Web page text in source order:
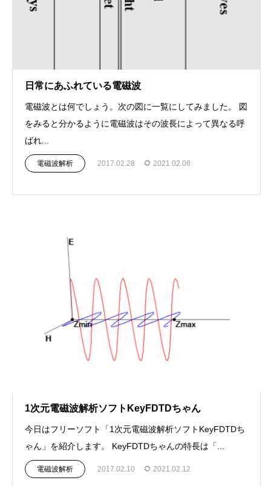
日常にあふれている電磁波
電磁波とは何でしょう。次の図に一覧にしてみました。 図
をみると分かるように電磁波はその波長によって異なる呼
ばれ...
電磁波解析 2017.02.28 2021.02.08
1次元電磁波解析ソフトKeyFDTDちゃん
今日はフリーソフト「1次元電磁波解析ソフトKeyFDTDち
ゃん」を紹介します。 KeyFDTDちゃんの特長は「...
電磁波解析 2017.02.10 2021.02.12